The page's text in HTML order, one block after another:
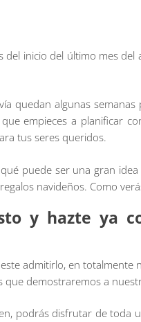
del inicio del último mes
quedan algunas
empieces a planificar
tus seres queridos.
puede ser una gran
navideños. Como
y hazte ya
admitirlo, en
que demostraremos a
podrás disfrutar de toda